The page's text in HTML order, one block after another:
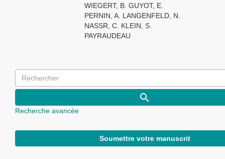
WIEGERT, B. GUYOT, E.
PERNIN, A. LANGENFELD, N.
NASSR, C. KLEIN, S.
PAYRAUDEAU
Recherche avancée
Soumettre votre manuscrit